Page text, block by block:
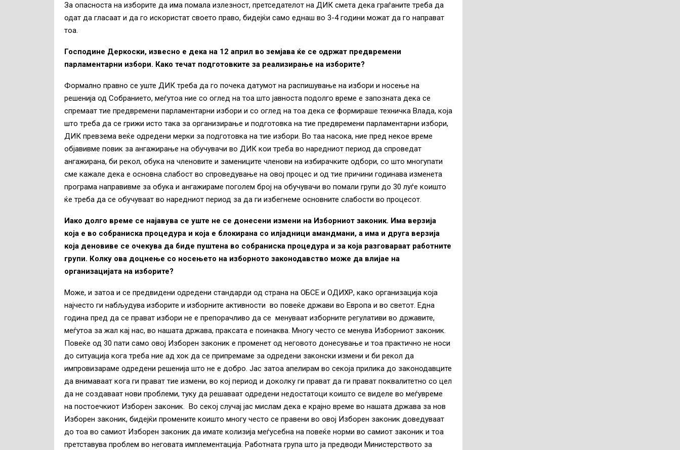
За опасноста на изборите да има помала излезност, претседателот на ДИК смета дека граѓаните треба да
одат да гласаат и да го искористат своето право, бидејќи само еднаш во 3-4 години можат да го направат
тоа.
Господине Деркоски, извесно е дека на 12 април во земјава ќе се одржат предвремени
парламентарни избори. Како течат подготовките за реализирање на изборите?
Формално правно се уште ДИК треба да го почека датумот на распишување на избори и носење на
решенија од Собранието, меѓутоа ние со оглед на тоа што јавноста подолго време е запозната дека се
спремаат тие предвремени парламентарни избори и со оглед на тоа дека се формираше техничка Влада, која
што треба да се грижи исто така за организирање и подготовка на тие предвремени парламентарни избори,
ДИК превзема веќе одредени мерки за подготовка на тие избори. Во таа насока, ние пред некое време
објавивме повик за ангажирање на обучувачи во ДИК кои треба во наредниот период да спроведат
ангажирана, би рекол, обука на членовите и замениците членови на избирачките одбори, со што многупати
сме кажале дека е основна слабост во спроведување на овој процес и од тие причини годинава изменета
програма направивме за обука и ангажираме поголем број на обучувачи во помали групи до 30 луѓе коишто
ќе треба да се обучуваат во наредниот период за да ги избегнеме основните слабости во процесот.
Иако долго време се најавува се уште не се донесени измени на Изборниот законик. Има верзија
која е во собраниска процедура и која е блокирана со илјадници амандмани, а има и друга верзија
која деновиве се очекува да биде пуштена во собраниска процедура и за која разговараат работните
групи. Колку ова доцнење со носењето на изборното законодавство може да влијае на
организацијата на изборите?
Може, и затоа и се предвидени одредени стандарди од страна на ОБСЕ и ОДИХР, како организација која
најчесто ги набљудува изборите и изборните активности во повеќе држави во Европа и во светот. Една
година пред да се прават избори не е препорачливо да се менуваат изборните регулативи во државите,
меѓутоа за жал кај нас, во нашата држава, праксата е поинаква. Многу често се менува Изборниот законик.
Повеќе од 30 пати само овој Изборен законик е променет од неговото донесување и тоа практично не носи
до ситуација кога треба ние ад хок да се припремаме за одредени законски измени и би рекол да
импровизараме одредени решенија што не е добро. Јас затоа апелирам во секоја прилика до законодавците
да внимаваат кога ги прават тие измени, во кој период и доколку ги прават да ги прават поквалитетно со цел
да не создаваат нови проблеми, туку да решаваат одредени недостатоци коишто се виделе во меѓувреме
на постоечкиот Изборен законик. Во секој случај јас мислам дека е крајно време во нашата држава за нов
Изборен законик, бидејќи промените коишто многу често се правени во овој Изборен законик доведуваат
до тоа во самиот Изборен законик да имате колизија меѓусебна на повеќе норми во самиот законик и тоа
претставува проблем во неговата имплементација. Работната група што ја предводи Министерството за